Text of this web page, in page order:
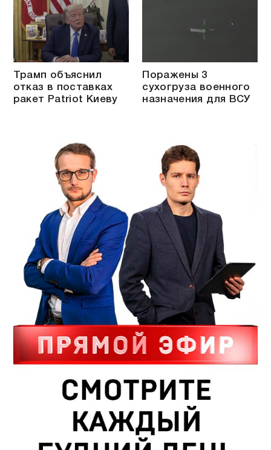
Трамп объяснил
отказ в поставках
ракет Patriot Киеву
Поражены 3
сухогруза военного
назначения для ВСУ